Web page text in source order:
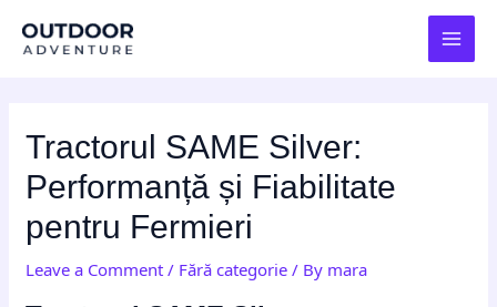
Tractorul SAME Silver:
Performanță și Fiabilitate
pentru Fermieri
Leave a Comment / Fără categorie / By mara
navigation